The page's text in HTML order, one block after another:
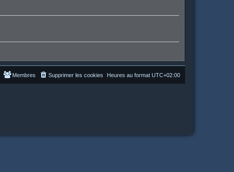
Heures au format UTC+02:00
Supprimer les cookies
Membres